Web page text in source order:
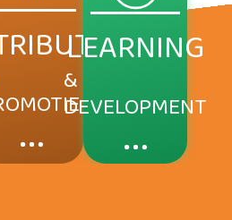
LEARNING
&
DEVELOPMENT